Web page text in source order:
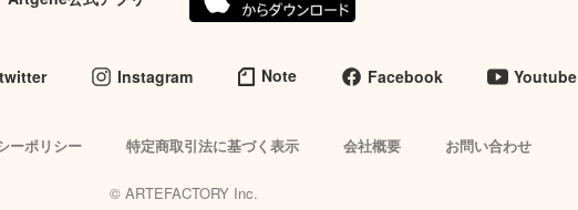
twitter Instagram Note Facebook Youtube
ーポリシー 特定商取引法に基づく表示 会社概要 お問い合わせ
© ARTEFACTORY Inc.